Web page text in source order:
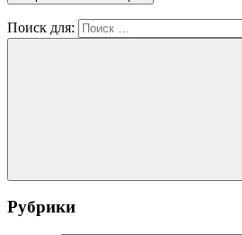
Поиск для:
Рубрики